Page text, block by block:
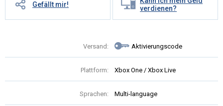
Gefällt mir!
verdienen?
Versand: Aktivierungscode
Plattform: Xbox One / Xbox Live
Sprachen: Multi-language